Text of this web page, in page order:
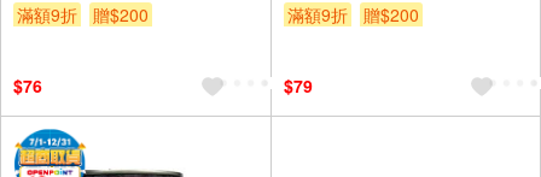
滿額9折
贈$200
$76
滿額9折
贈$200
$79